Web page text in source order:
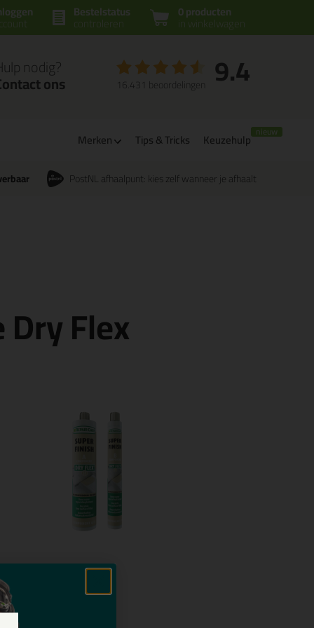
0 producten
in winkelwagen
Bestelstatus
controleren
nodig?
ons 9.4
16.431 beoordelingen
Merken Tips & Tricks Keuzehulp
PostNL afhaalpunt: kies zelf wanneer je afhaalt
Flex